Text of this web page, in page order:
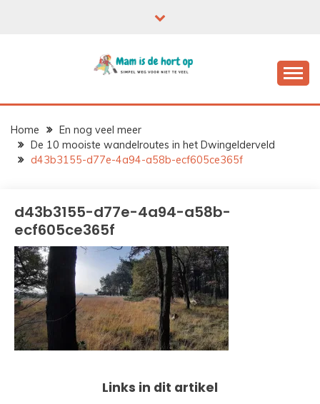
Home
En nog veel meer
De 10 mooiste wandelroutes in het Dwingelderveld
d43b3155-d77e-4a94-a58b-ecf605ce365f
d43b3155-d77e-4a94-a58b-
ecf605ce365f
Links in dit artikel